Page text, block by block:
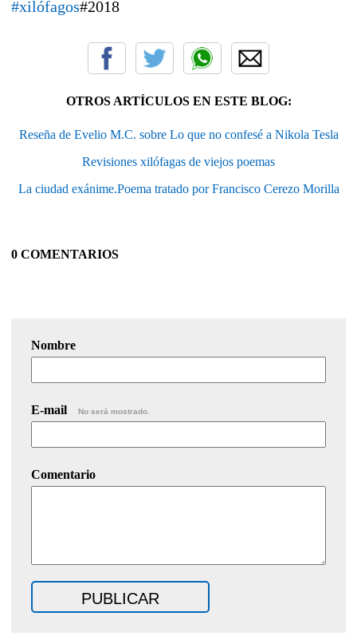
#xilófagos#2018
OTROS ARTÍCULOS EN ESTE BLOG:
Reseña de Evelio M.C. sobre Lo que no confesé a Nikola Tesla
Revisiones xilófagas de viejos poemas
La ciudad exánime.Poema tratado por Francisco Cerezo Morilla
0 COMENTARIOS
Nombre
E-mail No será mostrado.
Comentario